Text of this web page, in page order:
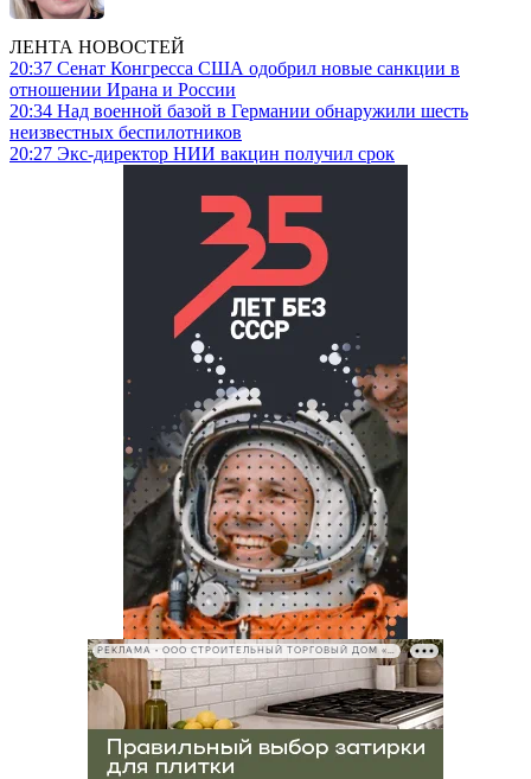
ЛЕНТА НОВОСТЕЙ
20:37 Сенат Конгресса США одобрил новые санкции в
отношении Ирана и России
20:34 Над военной базой в Германии обнаружили шесть
неизвестных беспилотников
20:27 Экс-директор НИИ вакцин получил срок
РЕКЛАМА • ООО СТРОИТЕЛЬНЫЙ ТОРГОВЫЙ ДОМ «ПЕТРОВИЧ», ИНН 7802348846